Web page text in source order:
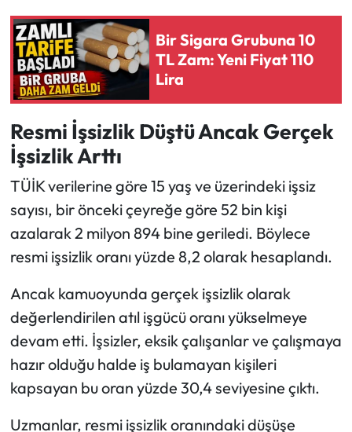
Bir Sigara Grubuna 10
TL Zam: Yeni Fiyat 110
Lira
Resmi İşsizlik Düştü Ancak Gerçek
İşsizlik Arttı
TÜİK verilerine göre 15 yaş ve üzerindeki işsiz
sayısı, bir önceki çeyreğe göre 52 bin kişi
azalarak 2 milyon 894 bine geriledi. Böylece
resmi işsizlik oranı yüzde 8,2 olarak hesaplandı.
Ancak kamuoyunda gerçek işsizlik olarak
değerlendirilen atıl işgücü oranı yükselmeye
devam etti. İşsizler, eksik çalışanlar ve çalışmaya
hazır olduğu halde iş bulamayan kişileri
kapsayan bu oran yüzde 30,4 seviyesine çıktı.
Uzmanlar, resmi işsizlik oranındaki düşüşe